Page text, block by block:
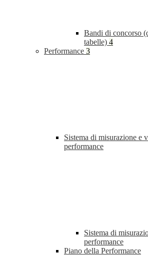
Bandi di concorso
tabelle) 4
Performance 3
Sistema di misurazione e
performance
Sistema di
performance
Piano della Performance